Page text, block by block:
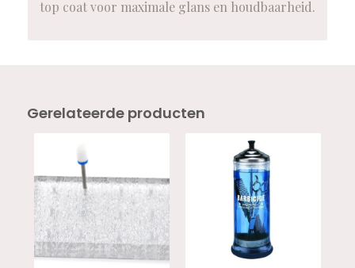
top coat voor maximale glans en houdbaarheid.
Gerelateerde producten